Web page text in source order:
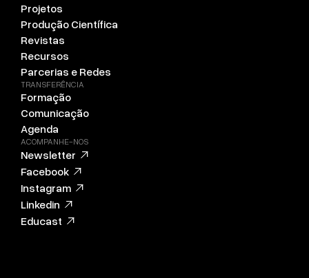
Projetos
Produção Científica
Revistas
Recursos
Parcerias e Redes
TRANSFERÊNCIA
Formação
Comunicação
Agenda
ACOMPANHE-NOS
Newsletter
Facebook
Instagram
Linkedin
Educast